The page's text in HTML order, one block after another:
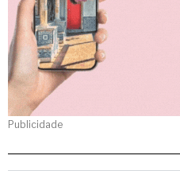
Publicidade